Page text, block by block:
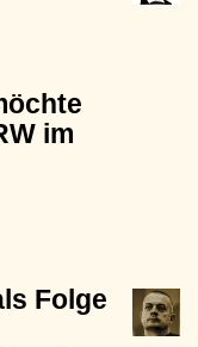
im
Folge